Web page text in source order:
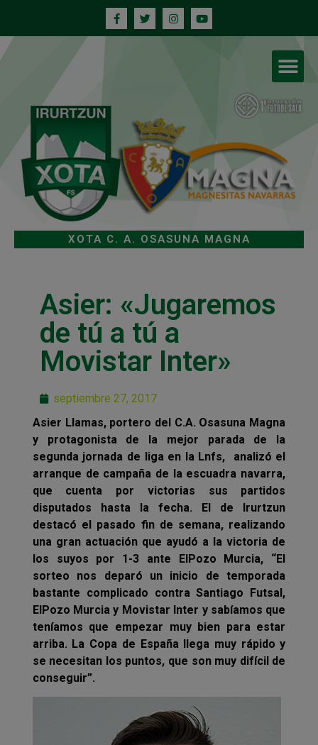
XOTA C. A. OSASUNA MAGNA
Asier: «Jugaremos
de tú a tú a
Movistar Inter»
septiembre 27, 2017
Asier Llamas, portero del C.A. Osasuna Magna
y protagonista de la mejor parada de la
segunda jornada de liga en la Lnfs, analizó el
arranque de campaña de la escuadra navarra,
que cuenta por victorias sus partidos
disputados hasta la fecha. El de Irurtzun
destacó el pasado fin de semana, realizando
una gran actuación que ayudó a la victoria de
los suyos por 1-3 ante ElPozo Murcia, “El
sorteo nos deparó un inicio de temporada
bastante complicado contra Santiago Futsal,
ElPozo Murcia y Movistar Inter y sabíamos que
teníamos que empezar muy bien para estar
arriba. La Copa de España llega muy rápido y
se necesitan los puntos, que son muy difícil de
conseguir”.